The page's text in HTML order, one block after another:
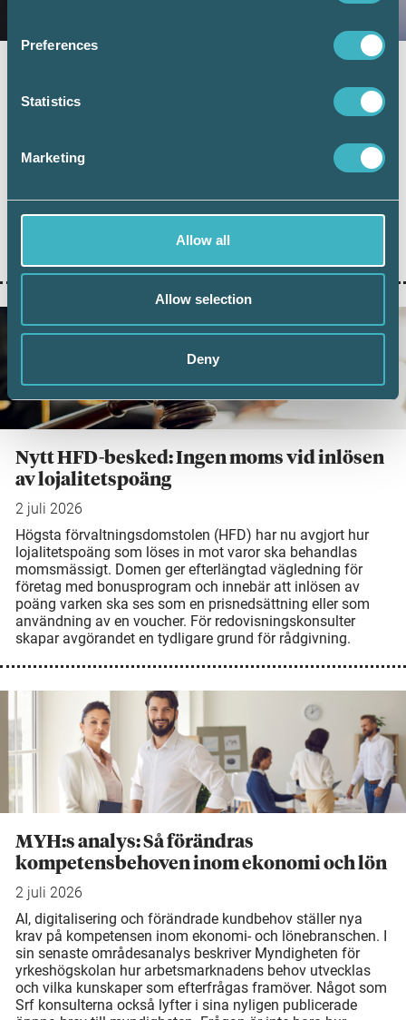
Preferences
Statistics
Marketing
Allow all
Allow selection
Deny
Digital inlämning av årsredovisningar fortsätter att öka.
lämnade in sin årsredovisning digitalt – första gången
antalet överstiger 100 000 under en månad. Samtidigt
visar ny statistik från Bolagsverket att digital inlämning
Nytt HFD-besked: Ingen moms vid inlösen
av lojalitetspoäng
2 juli 2026
Högsta förvaltningsdomstolen (HFD) har nu avgjort hur
lojalitetspoäng som löses in mot varor ska behandlas
momsmässigt. Domen ger efterlängtad vägledning för
företag med bonusprogram och innebär att inlösen av
poäng varken ska ses som en prisnedsättning eller som
användning av en voucher. För redovisningskonsulter
skapar avgörandet en tydligare grund för rådgivning.
MYH:s analys: Så förändras
kompetensbehoven inom ekonomi och lön
2 juli 2026
AI, digitalisering och förändrade kundbehov ställer nya
krav på kompetensen inom ekonomi- och lönebranschen. I
sin senaste områdesanalys beskriver Myndigheten för
yrkeshögskolan hur arbetsmarknadens behov utvecklas
och vilka kunskaper som efterfrågas framöver. Något som
Srf konsulterna också lyfter i sina nyligen publicerade